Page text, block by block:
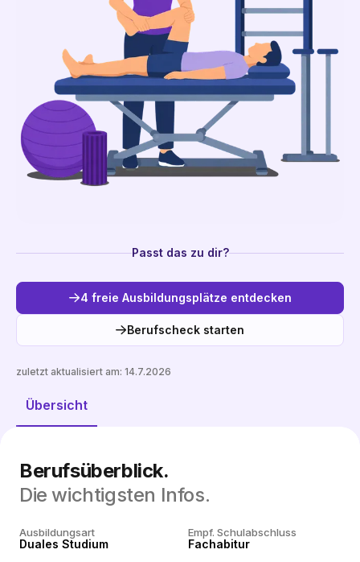
Passt das zu dir?
4 freie Ausbildungsplätze entdecken
Berufscheck starten
Übersicht
zuletzt aktualisiert am: 14.7.2026
Berufsüberblick.
Die wichtigsten Infos.
Ausbildungsart
Duales Studium
Empf. Schulabschluss
Fachabitur